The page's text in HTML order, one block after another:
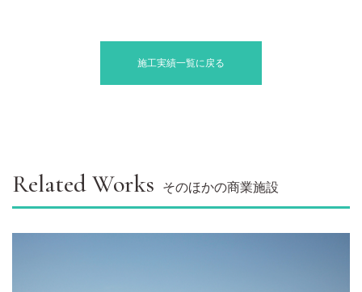
施工実績一覧に戻る
Related Works そのほかの商業施設